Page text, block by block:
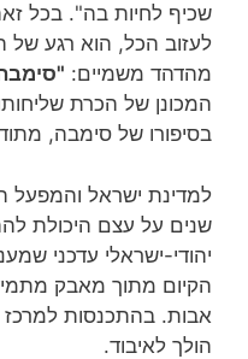
שכיף לחיות בה". בכל
לעזוב הכל, הוא רגע של
מהדהד משמיים:
המכונן של הכרת
בסיפורו של סימבה,
למדינת ישראל והמפעל
שנים על עצם היכולת
יהודי-ישראלי עדכני
הקיום מתוך מאבק
אבות. בהתכנסות
הולך לאיבוד.